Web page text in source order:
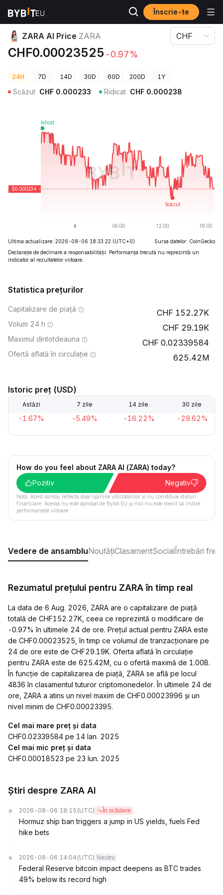
Înscrie-te
Prețuri Crypto
ZARA AI Price ZARA
CHF0.00023525 -0.97%
CHF
24H 7D 14D 30D 60D 200D 1Y
Scăzut CHF 0.000233 Ridicat CHF 0.000238
Ultima actualizare: 2026-08-06 18:33:22 (UTC+0)
Sursa datelor: CoinGecko
Declarație de declinare a responsabilității: Performanța trecută nu reprezintă un
indicator al rezultatelor viitoare.
Statistica prețurilor
Capitalizare de piață 152.27K
Volum 24 h 29.19K
Maximul dintotdeauna 0.02339584
Ofertă aflată în circulație 625.42M
Istoric preț (USD)
Astăzi 7 zile 14 zile 30 zile
-1.67% -5.49% -16.22% -29.62%
How do you feel about ZARA AI (ZARA) today?
Pozitiv
Negativ
Notă: Acest sondaj reflectă doar opiniile utilizatorilor și nu constituie sfaturi
financiare. Acesta nu este aprobat de Bybit EU și nici nu este menit să indice
performanțele viitoare.
Vedere de ansambluNoutățiClasamentSocialÎntrebări
Rezumatul prețului pentru ZARA în timp real
La data de 6 Aug. 2026, ZARA are o capitalizare de piață
totală de CHF152.27K, ceea ce reprezintă o modificare de
-0.97% în ultimele 24 de ore. Prețul actual pentru ZARA este
de CHF0.00023525, în timp ce volumul de tranzacționare pe
24 de ore este de CHF29.19K. Oferta aflată în circulație
pentru ZARA este de 625.42M, cu o ofertă maximă de 1.00B.
În funcție de capitalizarea de piață, ZARA se află pe locul
4836 în clasamentul tuturor criptomonedelor. În ultimele 24 de
ore, ZARA a atins un nivel maxim de CHF0.00023996 și un
nivel minim de CHF0.00023395.
Cel mai mare preț și data
CHF0.02339584 pe 14 Ian. 2025
Cel mai mic preț și data
CHF0.00018523 pe 23 Iun. 2025
Știri despre ZARA AI
2026-08-06 18:15 (UTC) În scădere
Hormuz ship ban triggers a jump in US yields, fuels Fed
hike bets
2026-08-06 14:04 (UTC) Neutru
Federal Reserve bitcoin impact deepens as BTC trades
49% below its record high